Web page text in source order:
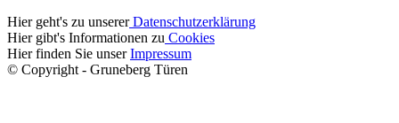
Hier geht's zu unsererDatenschutzerklärung
Hier gibt's Informationen zu Cookies
Hier finden Sie unserImpressum
© Copyright - Gruneberg Türen